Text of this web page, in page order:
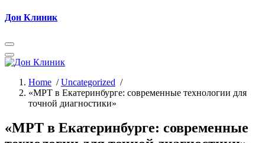
Skip
Дон Клиник
Home /Uncategorized /
«МРТ в Екатеринбурге: современные технологии для
точной диагностики»
«МРТ в Екатеринбурге: современные